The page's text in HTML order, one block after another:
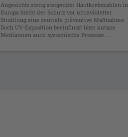
Angesichts stetig steigender Hautkrebszahlen in
Europa bleibt der Schutz vor ultravioletter
Strahlung eine zentrale präventive Maßnahme.
Doch UV-Exposition beeinflusst über kutane
Mediatoren auch systemische Prozesse. ...